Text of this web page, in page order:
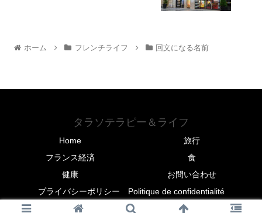
ホーム フレンチライフ 回文になる名前
タラソテラピー＆ライフ
Home
旅行
フランス経済
食
健康
お問い合わせ
プライバシーポリシー Politique de confidentialité